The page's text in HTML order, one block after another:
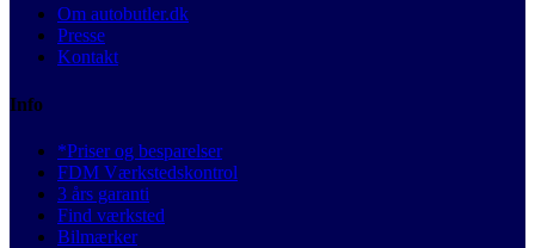
Om autobutler.dk
Presse
Kontakt
Info
*Priser og besparelser
FDM Værkstedskontrol
3 års garanti
Find værksted
Bilmærker